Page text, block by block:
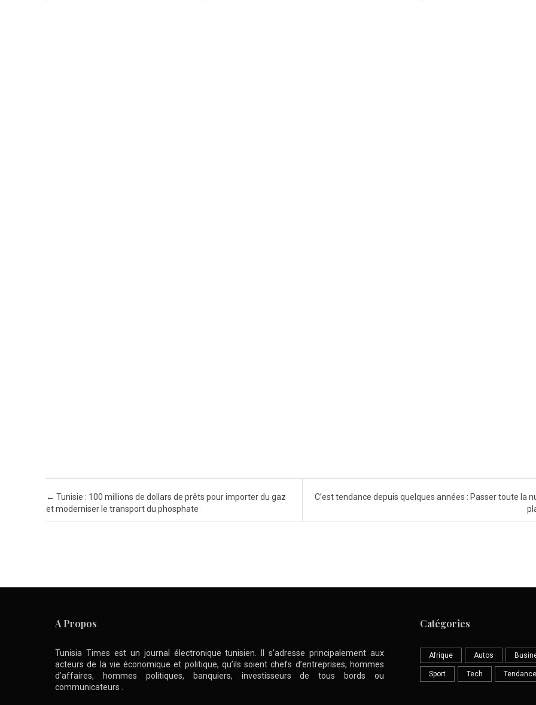
Post navigation
← Tunisie : 100 millions de dollars de prêts pour importer du gaz
et moderniser le transport du phosphate
C’est tendance depuis quelques années : Passer toute la
A Propos
Tunisia Times est un journal électronique tunisien. Il s’adresse principalement aux
acteurs de la vie économique et politique, qu’ils soient chefs d’entreprises, hommes
d’affaires, hommes politiques, banquiers, investisseurs de tous bords ou
communicateurs .
Catégories
Afrique Autos
Sport Tech Tendance